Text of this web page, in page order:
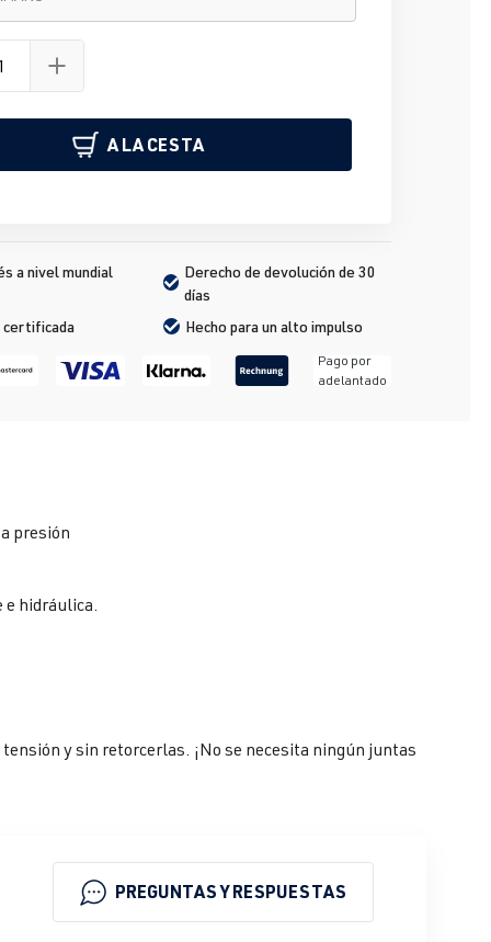
A LA CESTA
a nivel mundial
Derecho de devolución de 30
días
certificada
Hecho para un alto impulso
Pago por
adelantado
presión
hidráulica.
y sin retorcerlas. ¡No se necesita ningún juntas
PREGUNTAS Y RESPUESTAS